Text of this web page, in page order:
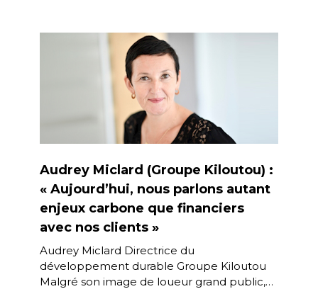
Audrey Miclard (Groupe Kiloutou) :
« Aujourd’hui, nous parlons autant
enjeux carbone que financiers
avec nos clients »
Audrey Miclard Directrice du
développement durable Groupe Kiloutou
Malgré son image de loueur grand public,